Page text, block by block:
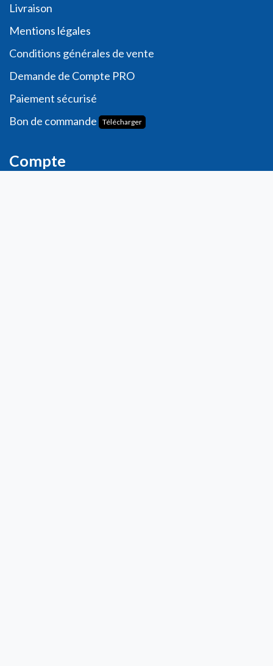
Livraison
Mentions légales
Conditions générales de vente
Demande de Compte PRO
Paiement sécurisé
Bon de commande
Télécharger
Compte